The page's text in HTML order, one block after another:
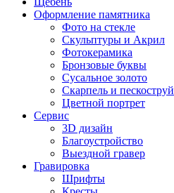
Оформление памятника
Фото на стекле
Скульптуры и Акрил
Фотокерамика
Бронзовые буквы
Сусальное золото
Скарпель и пескоструй
Цветной портрет
Сервис
3D дизайн
Благоустройство
Выездной гравер
Гравировка
Шрифты